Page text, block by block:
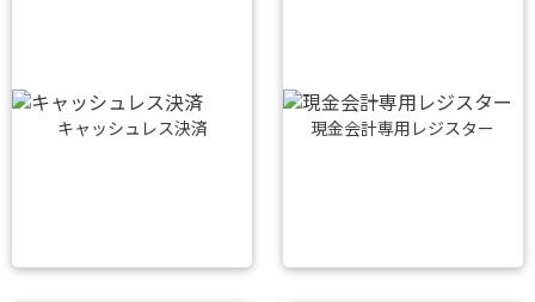
キャッシュレス決済 現金会計専用レジスター